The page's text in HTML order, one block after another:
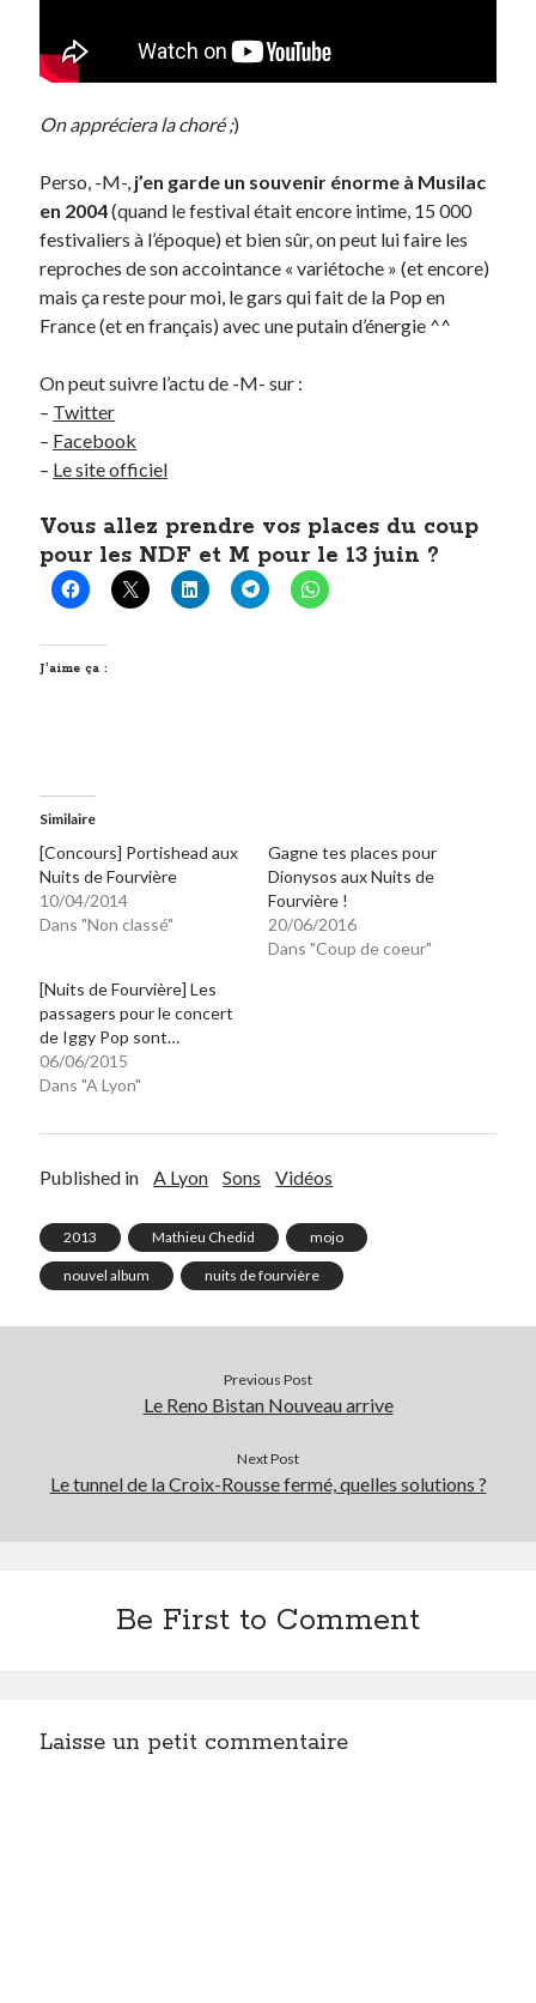
On appréciera la choré ;)
Perso, -M-, j’en garde un souvenir énorme à Musilac
en 2004(quand le festival était encore intime, 15 000
festivaliers à l’époque) et bien sûr, on peut lui faire les
reproches de son accointance « variétoche » (et encore)
mais ça reste pour moi, le gars qui fait de la Pop en
France (et en français) avec une putain d’énergie ^^
On peut suivre l’actu de -M- sur :
– Twitter
– Facebook
– Le site officiel
Vous allez prendre vos places du coup
pour les NDF et M pour le 13 juin ?
J’aime ça :
Similaire
[Concours] Portishead aux
Nuits de Fourvière
10/04/2014
Dans "Non classé"
Gagne tes places pour
Dionysos aux Nuits de
Fourvière !
20/06/2016
Dans "Coup de coeur"
[Nuits de Fourvière] Les
passagers pour le concert
de Iggy Pop sont…
06/06/2015
Dans "A Lyon"
Published in A Lyon Sons Vidéos
2013 Mathieu Chedid mojo
nouvel album nuits de fourvière
Previous Post
Le Reno Bistan Nouveau arrive
Next Post
Le tunnel de la Croix-Rousse fermé, quelles solutions ?
Be First to Comment
Laisse un petit commentaire